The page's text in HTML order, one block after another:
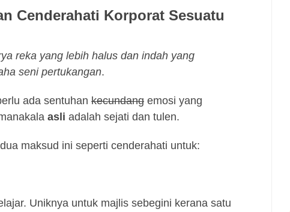
Cenderahati Korporat Sesuatu
reka yang lebih halus dan indah yang
seni pertukangan.
ada sentuhan kecundang emosi yang
asli adalah sejati dan tulen.
maksud ini seperti cenderahati untuk:
Uniknya untuk majlis sebegini kerana satu